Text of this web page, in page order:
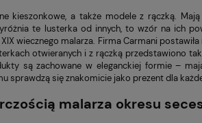
kieszonkowe, a także modele z rączką.
te lusterka od innych, to wzór na ich
wiecznego malarza. Firma Carmani postawiła
otwieranych i z rączką przedstawiono takie
są zachowane w eleganckiej formie –
sprawdzą się znakomicie jako prezent dla
malarza okresu